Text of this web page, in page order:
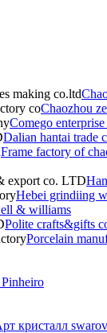
Chaozhou
Comego
Dalian hantai trade
Frame factory of
Hebei grindiing
& williams
Polite crafts&gifts
Porcelain
кристалл